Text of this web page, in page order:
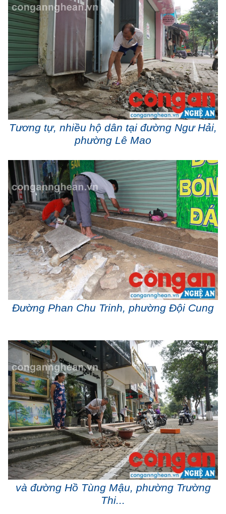
Tương tự, nhiều hộ dân tại đường Ngư Hải,
phường Lê Mao
Đường Phan Chu Trinh, phường Đội Cung
và đường Hồ Tùng Mậu, phường Trường
Thi...